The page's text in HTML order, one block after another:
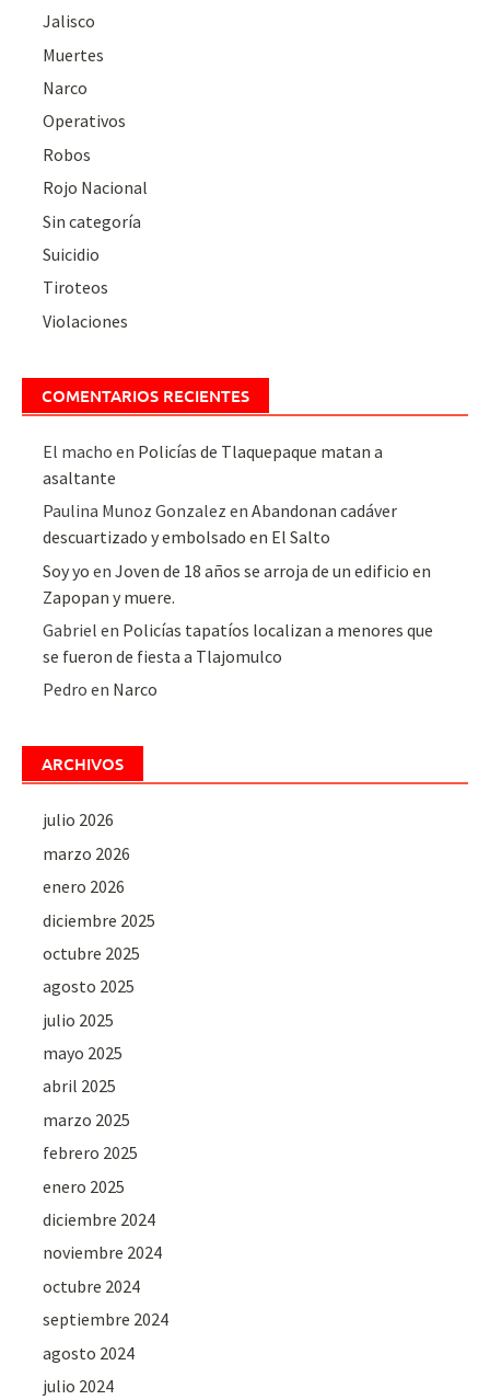
Jalisco
Muertes
Narco
Operativos
Robos
Rojo Nacional
Sin categoría
Suicidio
Tiroteos
Violaciones
COMENTARIOS RECIENTES
El macho en Policías de Tlaquepaque matan a
asaltante
Paulina Munoz Gonzalez enAbandonan cadáver
descuartizado y embolsado en El Salto
Soy yo enJoven de 18 años se arroja de un edificio en
Zapopan y muere.
Gabriel en Policías tapatíos localizan a menores que
se fueron de fiesta a Tlajomulco
Pedro en Narco
ARCHIVOS
julio 2026
marzo 2026
enero 2026
diciembre 2025
octubre 2025
agosto 2025
julio 2025
mayo 2025
abril 2025
marzo 2025
febrero 2025
enero 2025
diciembre 2024
noviembre 2024
octubre 2024
septiembre 2024
agosto 2024
julio 2024